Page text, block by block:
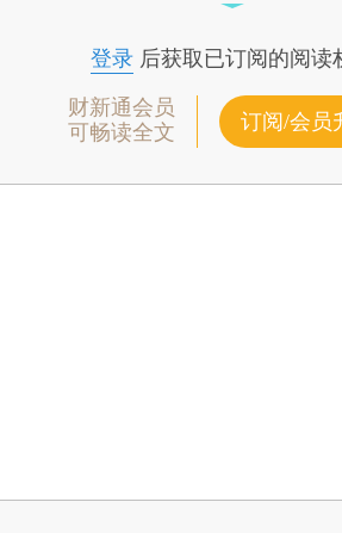
登录后获取已订阅的阅读
财新通会员
可畅读全文
订阅/会员